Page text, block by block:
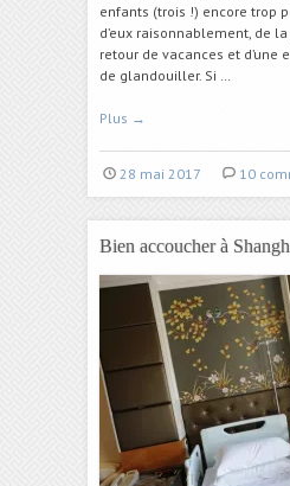
enfants (trois !) encore trop
d’eux raisonnablement, de
retour de vacances et d’une
de glandouiller. Si …
Plus →
28 mai 2017 10
Bien accoucher à